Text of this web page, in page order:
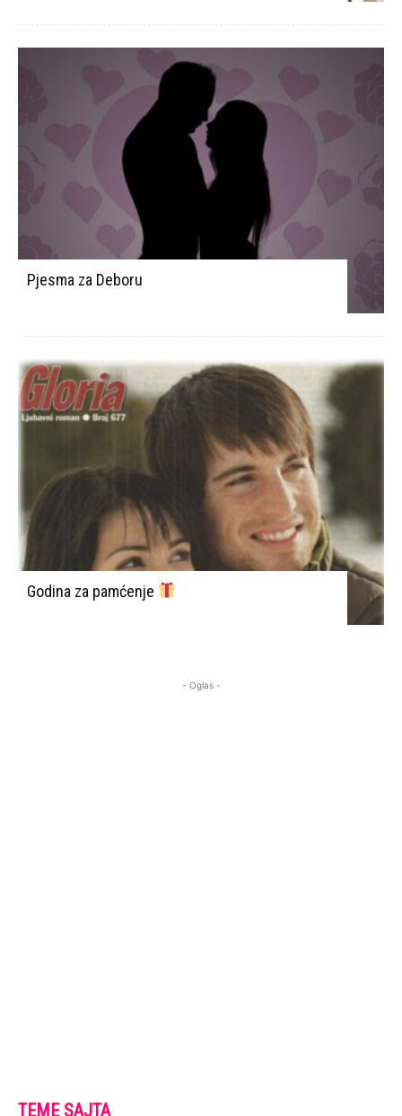
Pjesma za Deboru
Godina za pamćenje
- Oglas -
TEME SAJTA